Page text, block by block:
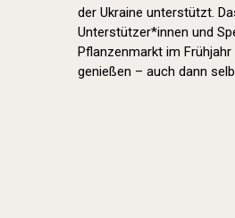
der Ukraine unterstützt.
Unterstützer*innen und
Pflanzenmarkt im
genießen – auch dann